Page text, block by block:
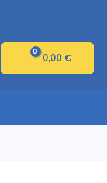
0,00 €